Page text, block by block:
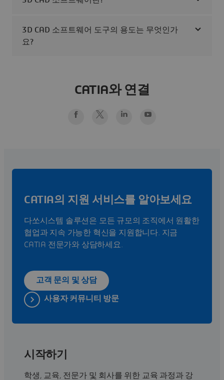
3D CAD 소프트웨어 도구의 용도는 무엇인가
요?
CATIA와 연결
CATIA의 지원 서비스를 알아보세요
다쏘시스템 솔루션은 모든 규모의 조직에서 원활한
협업과 지속 가능한 혁신을 지원합니다. 지금
CATIA 전문가와 상담하세요.
고객 문의 및 상담
사용자 커뮤니티 방문
시작하기
학생, 교육, 전문가 및 회사를 위한 교육 과정과 강